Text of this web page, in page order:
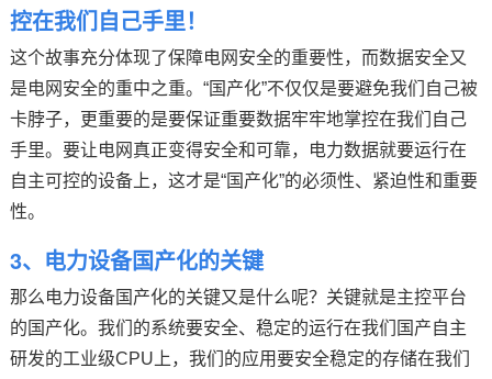
控在我们自己手里！
这个故事充分体现了保障电网安全的重要性，而数据安全又
是电网安全的重中之重。“国产化”不仅仅是要避免我们自己被
卡脖子，更重要的是要保证重要数据牢牢地掌控在我们自己
手里。要让电网真正变得安全和可靠，电力数据就要运行在
自主可控的设备上，这才是“国产化”的必须性、紧迫性和重要
性。
3、电力设备国产化的关键
那么电力设备国产化的关键又是什么呢？关键就是主控平台
的国产化。我们的系统要安全、稳定的运行在我们国产自主
研发的工业级CPU上，我们的应用要安全稳定的存储在我们